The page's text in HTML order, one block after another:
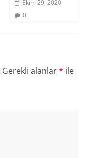
Ekim 29, 2020
0
Gerekli alanlar* ile